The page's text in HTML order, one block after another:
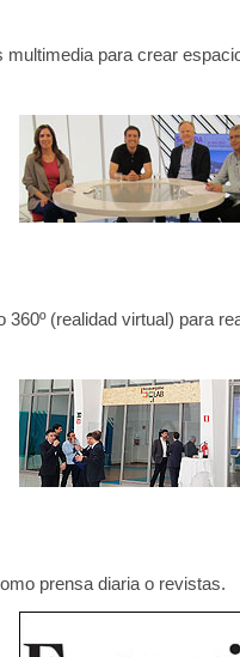
multimedia para crear
(realidad virtual) para
prensa diaria o revistas.